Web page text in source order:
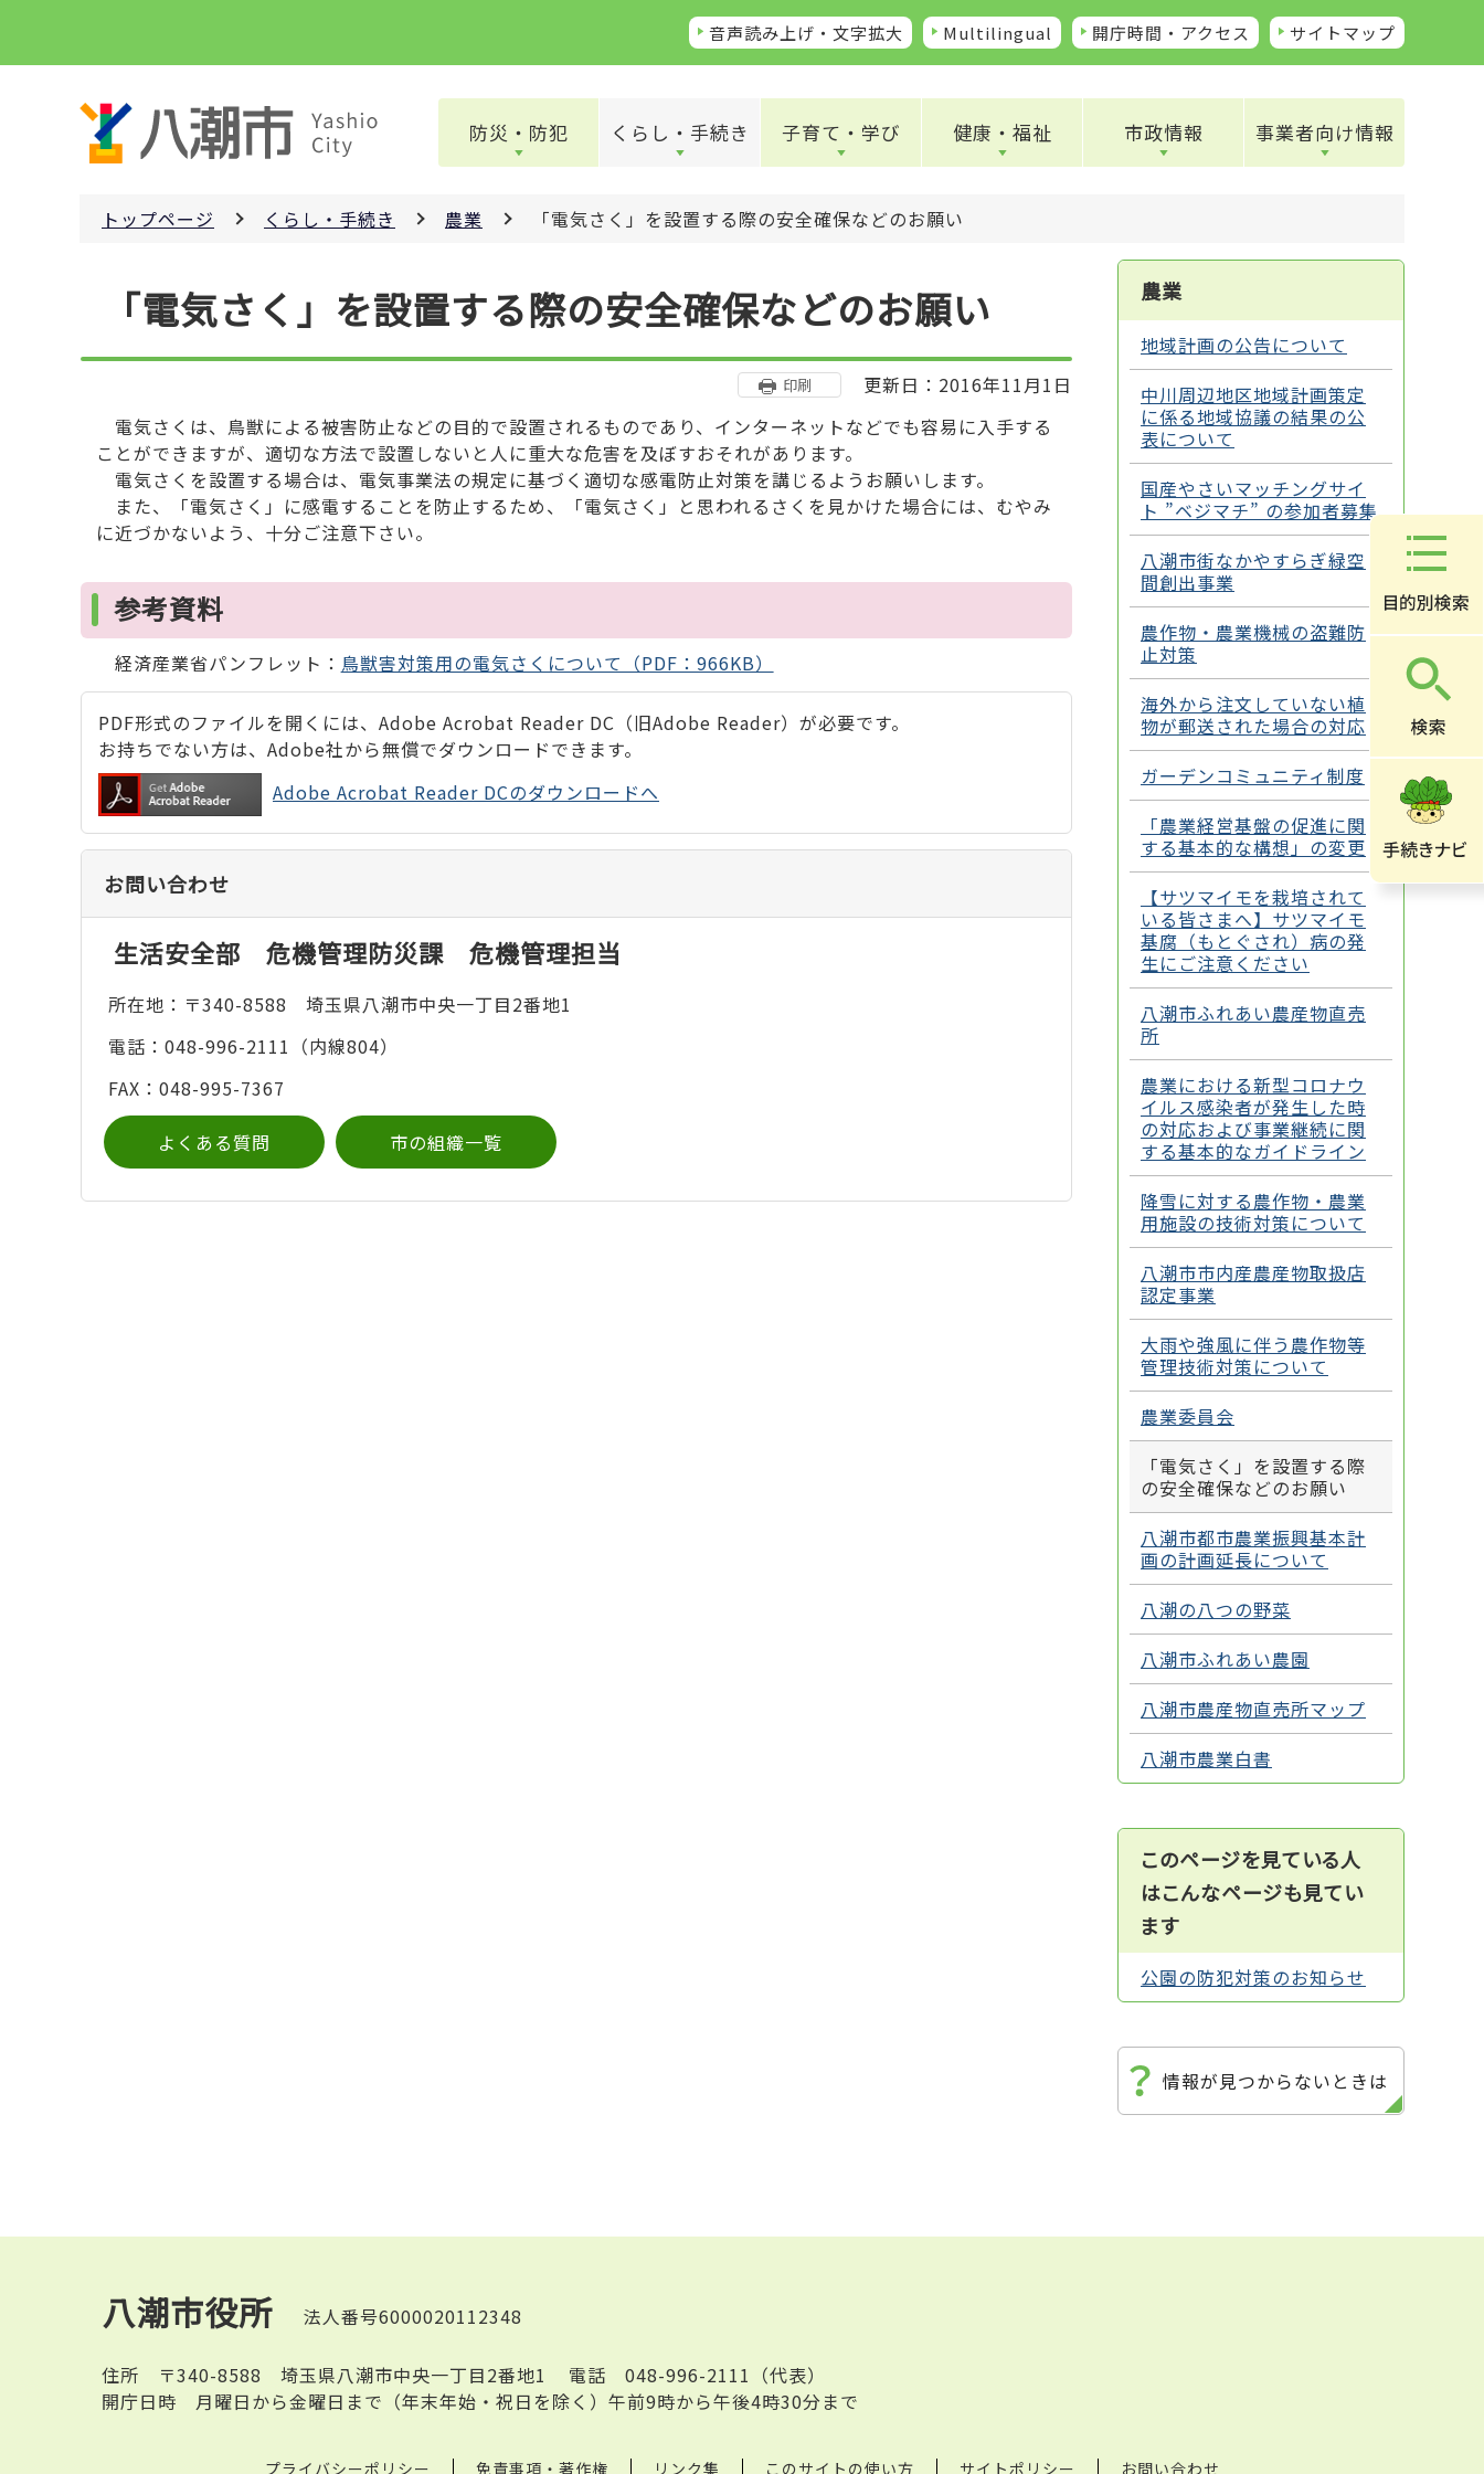
ペ
音声読み上げ・文字拡大 Multilingual 開庁時間・アクセス サイトマップ
防災・防犯 くらし・手続き 子育て・学び 健康・福祉 市政情報 事業者向け情報
トップページ くらし・手続き 農業 「電気さく」を設置する際の安全確保などのお願い
「電気さく」を設置する際の安全確保などのお願い
印刷
更新日：2016年11月1日
電気さくは、鳥獣による被害防止などの目的で設置されるものであり、インターネットなどでも容易に入手する
ことができますが、適切な方法で設置しないと人に重大な危害を及ぼすおそれがあります。
電気さくを設置する場合は、電気事業法の規定に基づく適切な感電防止対策を講じるようお願いします。
また、「電気さく」に感電することを防止するため、「電気さく」と思われるさくを見かけた場合には、むやみ
に近づかないよう、十分ご注意下さい。
参考資料
経済産業省パンフレット： 鳥獣害対策用の電気さくについて（PDF：966KB）
PDF形式のファイルを開くには、Adobe Acrobat Reader DC（旧Adobe Reader）が必要です。
お持ちでない方は、Adobe社から無償でダウンロードできます。
Adobe Acrobat Reader DCのダウンロードへ
お問い合わせ
生活安全部 危機管理防災課 危機管理担当
所在地：〒340-8588 埼玉県八潮市中央一丁目2番地1
電話：048-996-2111（内線804）
FAX：048-995-7367
よくある質問 市の組織一覧
農業
地域計画の公告について
中川周辺地区地域計画策定
に係る地域協議の結果の公
表について
国産やさいマッチングサイ
ト ”ベジマチ” の参加者募集
八潮市街なかやすらぎ緑空
間創出事業
農作物・農業機械の盗難防
止対策
海外から注文していない植
物が郵送された場合の対応
ガーデンコミュニティ制度
「農業経営基盤の促進に関
する基本的な構想」の変更
【サツマイモを栽培されて
いる皆さまへ】サツマイモ
基腐（もとぐされ）病の発
生にご注意ください
八潮市ふれあい農産物直売
所
農業における新型コロナウ
イルス感染者が発生した時
の対応および事業継続に関
する基本的なガイドライン
降雪に対する農作物・農業
用施設の技術対策について
八潮市市内産農産物取扱店
認定事業
大雨や強風に伴う農作物等
管理技術対策について
農業委員会
「電気さく」を設置する際
の安全確保などのお願い
八潮市都市農業振興基本計
画の計画延長について
八潮の八つの野菜
八潮市ふれあい農園
八潮市農産物直売所マップ
八潮市農業白書
このページを見ている人
はこんなページも見てい
ます
公園の防犯対策のお知らせ
情報が見つからないときは
八潮市役所 法人番号6000020112348
住所 〒340-8588 埼玉県八潮市中央一丁目2番地1 電話 048-996-2111（代表）
開庁日時 月曜日から金曜日まで（年末年始・祝日を除く）午前9時から午後4時30分まで
プライバシーポリシー 免責事項・著作権 リンク集 このサイトの使い方 サイトポリシー お問い合わせ